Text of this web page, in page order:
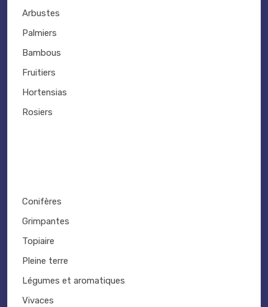
Arbustes
Palmiers
Bambous
Fruitiers
Hortensias
Rosiers
Conifères
Grimpantes
Topiaire
Pleine terre
Légumes et aromatiques
Vivaces